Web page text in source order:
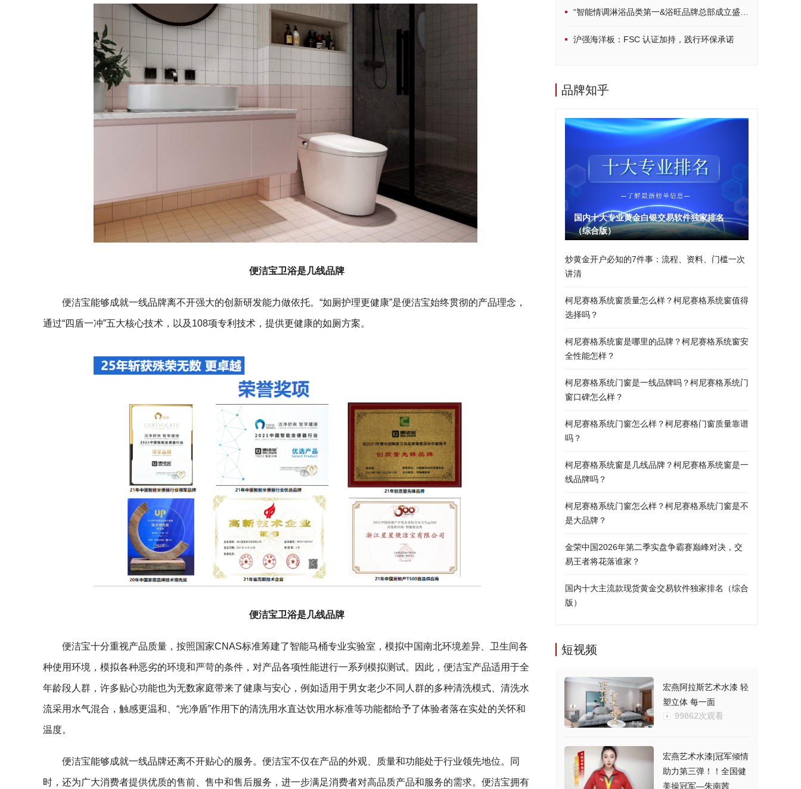
便洁宝卫浴是几线品牌
便洁宝能够成就一线品牌离不开强大的创新研发能力做依托。“如厕护理更健康”是便洁宝始终贯彻的产品理念，
通过“四盾一冲”五大核心技术，以及108项专利技术，提供更健康的如厕方案。
便洁宝卫浴是几线品牌
便洁宝十分重视产品质量，按照国家CNAS标准筹建了智能马桶专业实验室，模拟中国南北环境差异、卫生间各
种使用环境，模拟各种恶劣的环境和严苛的条件，对产品各项性能进行一系列模拟测试。因此，便洁宝产品适用于全
年龄段人群，许多贴心功能也为无数家庭带来了健康与安心，例如适用于男女老少不同人群的多种清洗模式、清洗水
流采用水气混合，触感更温和、“光净盾”作用下的清洗用水直达饮用水标准等功能都给予了体验者落在实处的关怀和
温度。
便洁宝能够成就一线品牌还离不开贴心的服务。便洁宝不仅在产品的外观、质量和功能处于行业领先地位。同
时，还为广大消费者提供优质的售前、售中和售后服务，进一步满足消费者对高品质产品和服务的需求。便洁宝拥有
“智能情调淋浴品类第一&浴旺品牌总部成立盛典”隆重启幕， 8月8日
沪强海洋板：FSC 认证加持，践行环保承诺
品牌知乎
国内十大专业黄金白银交易软件独家排名
（综合版）
炒黄金开户必知的7件事：流程、资料、门槛一次
讲清
柯尼赛格系统窗质量怎么样？柯尼赛格系统窗值得
选择吗？
柯尼赛格系统窗是哪里的品牌？柯尼赛格系统窗安
全性能怎样？
柯尼赛格系统门窗是一线品牌吗？柯尼赛格系统门
窗口碑怎么样？
柯尼赛格系统门窗怎么样？柯尼赛格门窗质量靠谱
吗？
柯尼赛格系统窗是几线品牌？柯尼赛格系统窗是一
线品牌吗？
柯尼赛格系统门窗怎么样？柯尼赛格系统门窗是不
是大品牌？
金荣中国2026年第二季实盘争霸赛巅峰对决，交
易王者将花落谁家？
国内十大主流款现货黄金交易软件独家排名（综合
版）
短视频
宏燕阿拉斯艺术水漆 轻
塑立体 每一面
99862次观看
宏燕艺术水漆|冠军倾情
助力第三弹！！全国健
美操冠军—朱南茜